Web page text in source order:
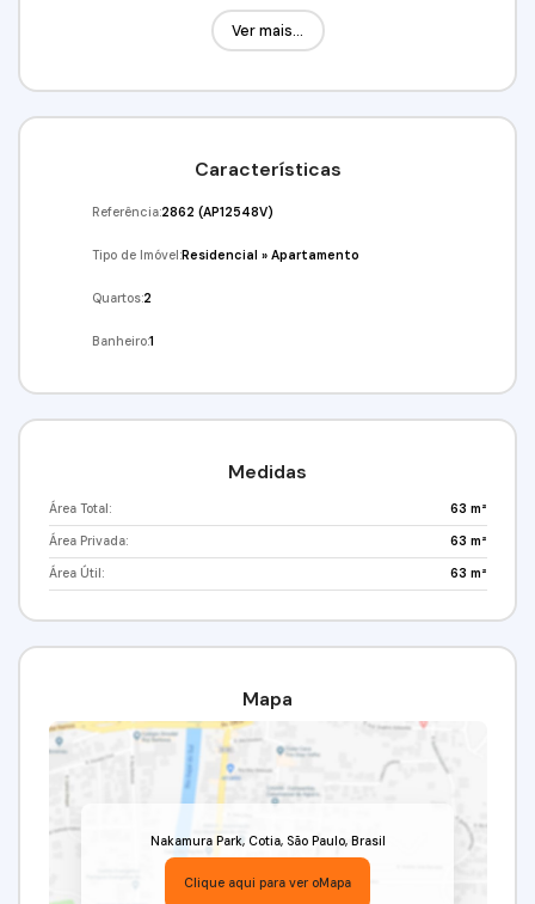
Mata. Além disso, aproveite a vista para a natureza em
uma área arborizada. Bairro tranquilo e com muito
Ver mais...
Características
Referência:2862 (AP12548V)
Tipo de Imóvel:Residencial »Apartamento
Quartos:2
Banheiro:1
Medidas
Área Total: 63 m²
Área Privada: 63 m²
Área Útil: 63 m²
Mapa
Nakamura Park, Cotia, São Paulo, Brasil
Clique aqui para ver oMapa